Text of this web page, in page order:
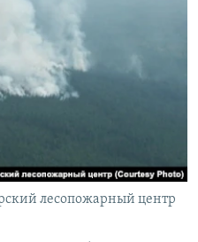
лесопожарный центр